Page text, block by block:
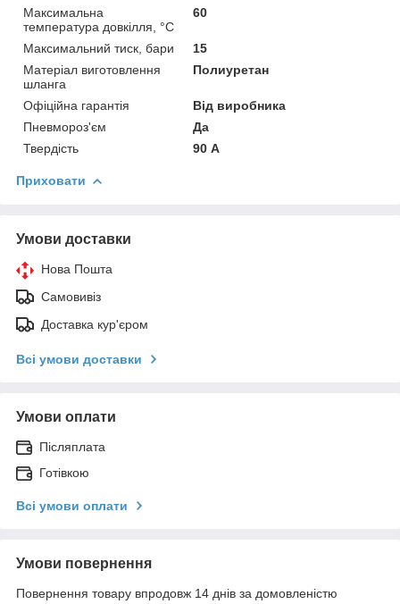
Максимальна
температура довкілля, °C
60
Максимальний тиск, бари
15
Матеріал виготовлення
шланга
Полиуретан
Офіційна гарантія
Від виробника
Пневмороз'єм
Да
Твердість
90 А
Приховати
Умови доставки
Нова Пошта
Самовивіз
Доставка кур'єром
Всі умови доставки
Умови оплати
Післяплата
Готівкою
Всі умови оплати
Умови повернення
Повернення товару впродовж 14 днів за домовленістю